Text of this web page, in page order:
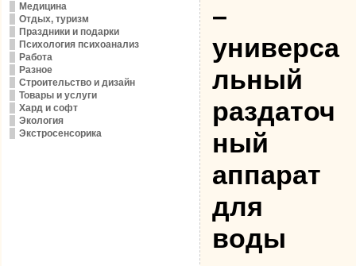
Медицина
Отдых, туризм
Праздники и подарки
Психология психоанализ
Работа
Разное
Строительство и дизайн
Товары и услуги
Хард и софт
Экология
Экстросенсорика
–
универса
льный
раздаточ
ный
аппарат
для
воды